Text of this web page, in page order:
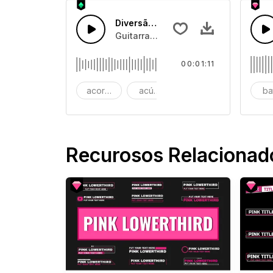
Diversão Polka
Guitarra Polka divertida e baixo,
acordeão acústico balcãs autênticos
00:01:11
Recurosos